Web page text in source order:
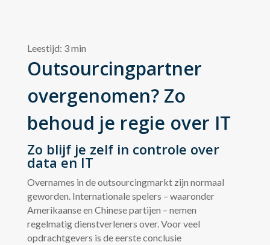
Leestijd: 3min
Outsourcingpartner
overgenomen? Zo
behoud je regie over IT
Zo blijf je zelf in controle over
data en IT
Overnames in de outsourcingmarkt zijn normaal
geworden. Internationale spelers – waaronder
Amerikaanse en Chinese partijen – nemen
regelmatig dienstverleners over. Voor veel
opdrachtgevers is de eerste conclusie